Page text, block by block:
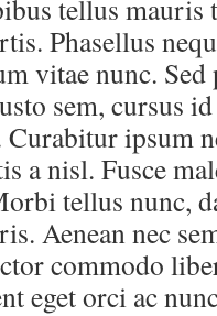
tellus mauris
Phasellus
vitae nunc. Sed
sem, cursus
Curabitur ipsum
a nisl. Fusce
tellus nunc,
Aenean nec
commodo
eget orci ac